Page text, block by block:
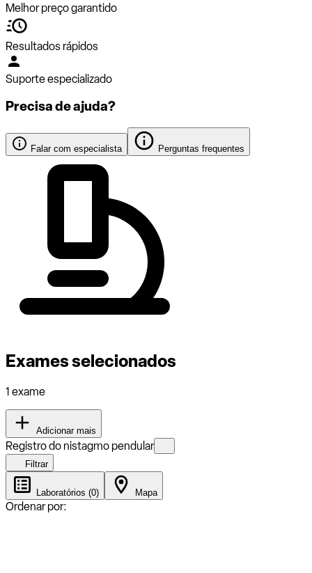
Melhor preço garantido
Resultados rápidos
Suporte especializado
Precisa de ajuda?
Falar com especialista Perguntas frequentes
Exames selecionados
1 exame
Adicionar mais
Registro do nistagmo pendular
Filtrar
Laboratórios (0) Mapa
Ordenar por: